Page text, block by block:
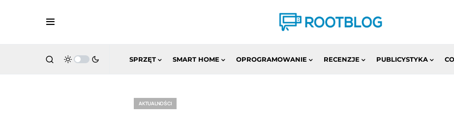
SPRZĘT SMART HOME OPROGRAMOWANIE RECENZJE PUBLICYSTYKA
AKTUALNOŚCI